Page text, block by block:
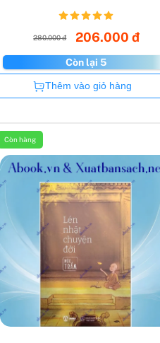
280.000 đ 206.000 đ
Còn lại 5
Còn hàng
Thêm vào giỏ hàng
Còn hàng